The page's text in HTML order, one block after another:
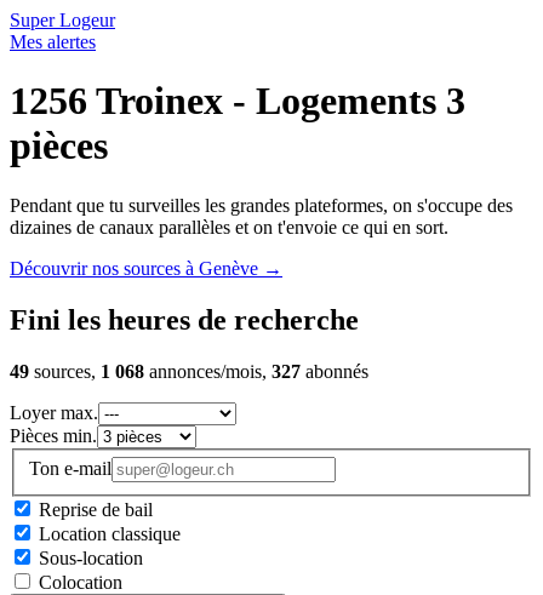
Super Logeur
Mes alertes
1256 Troinex - Logements 3
pièces
Pendant que tu surveilles les grandes plateformes, on s'occupe des
dizaines de canaux parallèles et on t'envoie ce qui en sort.
Découvrir nos sources à Genève →
Fini les heures de recherche
49 sources, 1 068 annonces/mois, 327 abonnés
Loyer max.
Pièces min.
Ton e-mail
Reprise de bail
Location classique
Sous-location
Colocation